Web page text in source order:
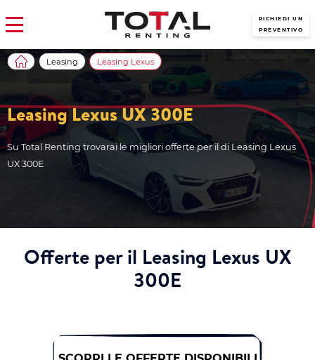
RICHIEDI UN
PREVENTIVO
Leasing Lexus UX 300E
Su Total Renting trovarai le migliori offerte per il di Leasing Lexus
UX 300E
Leasing Leasing Lexus
Offerte per il Leasing Lexus UX
300E